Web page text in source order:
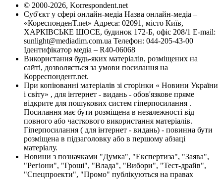
© 2000-2026, Korrespondent.net
Суб'єкт у сфері онлайн-медіа Назва онлайн-медіа –
«КореспонденТ.net» Адреса: 02091, місто Київ,
ХАРКІВСЬКЕ ШОСЕ, будинок 172-Б, офіс 208/1 E-mail:
sunlight@mediadim.com.ua Телефон: 044-205-43-00
Ідентифікатор медіа – R40-06068
Використання будь-яких матеріалів, розміщених на
сайті, дозволяється за умови посилання на
Корреспондент.net.
При копіюванні матеріалів зі сторінки « Новини України
і світу» , для інтернет - видань - обов'язкове пряме
відкрите для пошукових систем гіперпосилання .
Посилання має бути розміщена в незалежності від
повного або часткового використання матеріалів.
Гіперпосилання ( для інтернет - видань) - повинна бути
розміщена в підзаголовку або в першому абзаці
матеріалу.
Новини з позначками "Думка", "Експертиза", "Заява",
"Регіони", "Гроші", "Влада", "Вибори", "Тест-драйв",
"Спецпроекти", "Промо" публікуються на правах